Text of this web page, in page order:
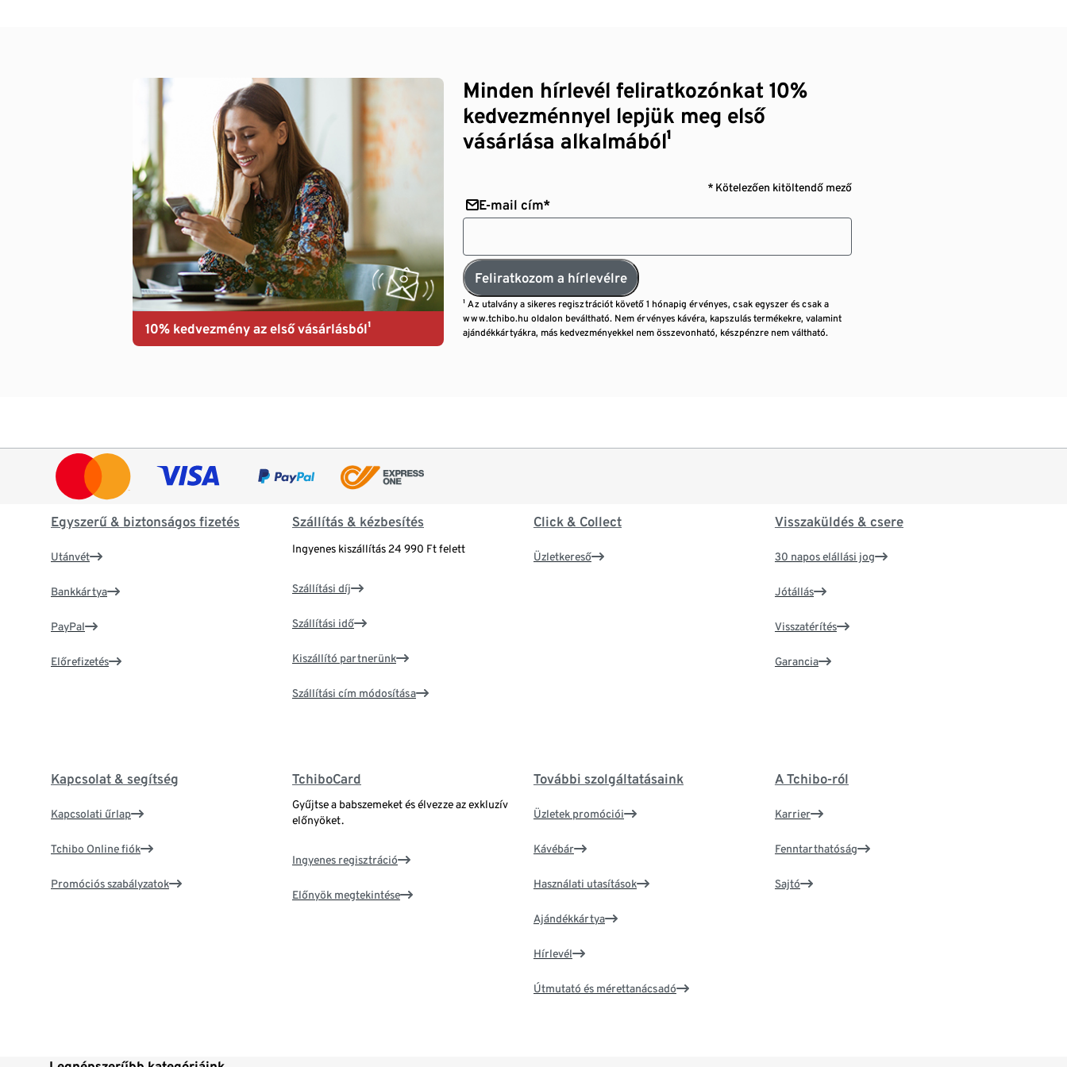
10% kedvezmény az első vásárlásból¹
Minden hírlevél feliratkozónkat 10%
kedvezménnyel lepjük meg első
vásárlása alkalmából¹
* Kötelezően kitöltendő mező
E-mail cím*
Feliratkozom a hírlevélre
¹ Az utalvány a sikeres regisztrációt követő 1 hónapig érvényes, csak egyszer és csak a
www.tchibo.hu oldalon beváltható. Nem érvényes kávéra, kapszulás termékekre, valamint
ajándékkártyákra, más kedvezményekkel nem összevonható, készpénzre nem váltható.
Egyszerű & biztonságos fizetés
Utánvét
Bankkártya
PayPal
Előrefizetés
Szállítás & kézbesítés
Ingyenes kiszállítás 24 990 Ft felett
Szállítási díj
Szállítási idő
Kiszállító partnerünk
Szállítási cím módosítása
Click & Collect
Üzletkereső
Visszaküldés & csere
30 napos elállási jog
Jótállás
Visszatérítés
Garancia
Kapcsolat & segítség
Kapcsolati űrlap
Tchibo Online fiók
Promóciós szabályzatok
TchiboCard
Gyűjtse a babszemeket és élvezze az exkluzív
előnyöket.
Ingyenes regisztráció
Előnyök megtekintése
További szolgáltatásaink
Üzletek promóciói
Kávébár
Használati utasítások
Ajándékkártya
Hírlevél
Útmutató és mérettanácsadó
A Tchibo-ról
Karrier
Fenntarthatóság
Sajtó